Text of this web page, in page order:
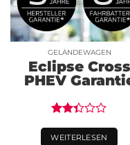
GELÄNDEWAGEN
Eclipse Cross
PHEV
mit
WEITERLESEN